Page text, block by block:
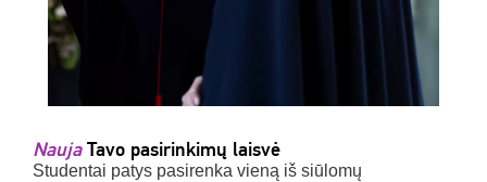
NaujaTavo pasirinkimų laisvė
Studentai patys pasirenka vieną iš siūlomų